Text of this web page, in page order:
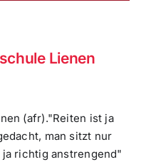
Lienen
(afr)."Reiten ist ja
man sitzt nur
richtig anstrengend"